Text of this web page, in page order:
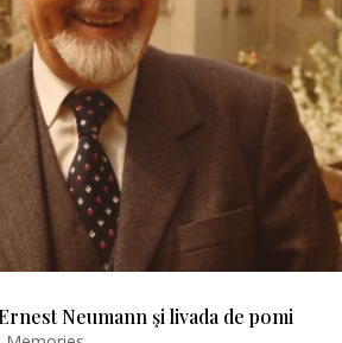
Neumann şi livada de pomi